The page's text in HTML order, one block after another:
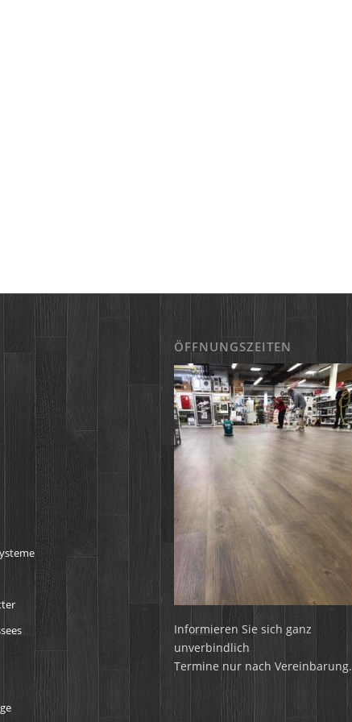
ÖFFNUNGSZEITEN
Informieren Sie sich ganz
unverbindlich
Termine nur nach Vereinbarung.